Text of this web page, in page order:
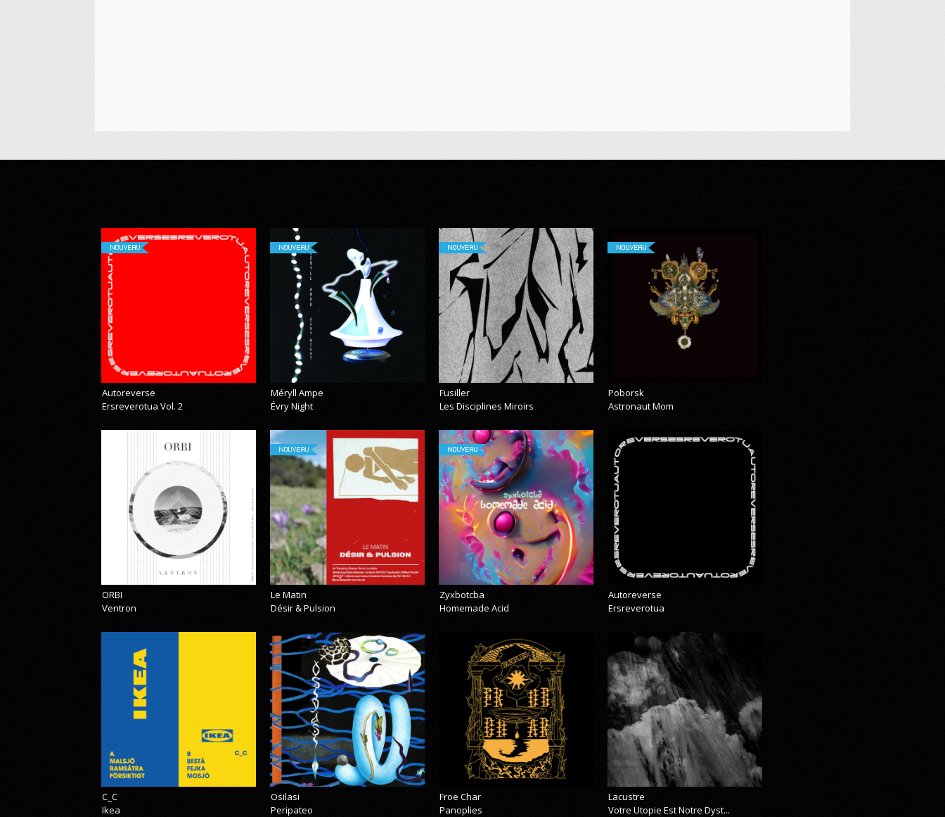
NOUVEAU
Autoreverse
Ersreverotua Vol. 2
NOUVEAU
Méryll Ampe
Évry Night
NOUVEAU
Fusiller
Les Disciplines Miroirs
NOUVEAU
Poborsk
Astronaut Mom
ORBI
Ventron
NOUVEAU
Le Matin
Désir & Pulsion
NOUVEAU
Zyxbotcba
Homemade Acid
Autoreverse
Ersreverotua
C_C
Ikea
Osilasi
Peripateo
Froe Char
Panoplies
Lacustre
Votre Utopie Est Notre Dyst...